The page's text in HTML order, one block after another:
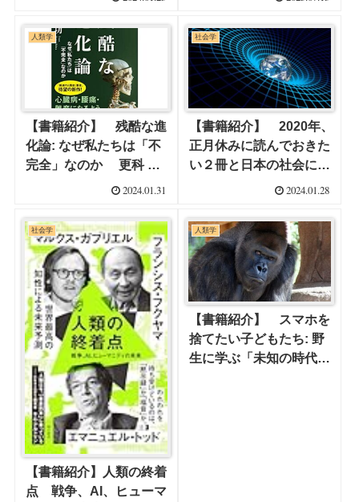
て考えるが。
人類学
【書籍紹介】 残酷な進
化論: なぜ私たちは「不
完全」なのか 更科 功
2024.01.31
社会学
【書籍紹介】 2020年、
正月休みに読んでおきた
い２冊と日本の社会につ
2024.01.28
社会学
【書籍紹介】人類の終着
点 戦争、AI、ヒューマ
人類学
【書籍紹介】 スマホを
捨てたい子どもたち: 野
生に学ぶ「未知の時代」